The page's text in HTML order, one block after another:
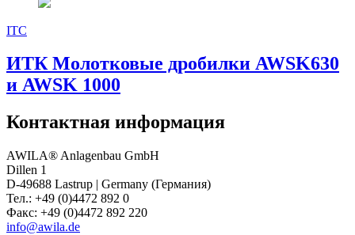
ITC
ИТК Молотковые дробилки AWSK630
и AWSK 1000
Контактная информация
AWILA® Anlagenbau GmbH
Dillen 1
D-49688 Lastrup | Germany (Германия)
Тел.: +49 (0)4472 892 0
Факс: +49 (0)4472 892 220
info@awila.de